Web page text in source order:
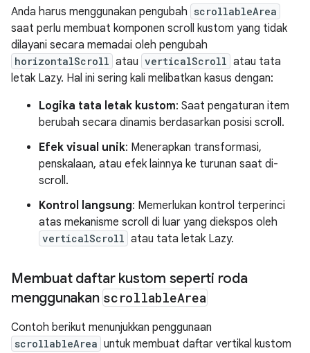
Anda harus menggunakan pengubah scrollableArea
saat perlu membuat komponen scroll kustom yang tidak
dilayani secara memadai oleh pengubah
horizontalScroll atau verticalScroll atau tata
letak Lazy. Hal ini sering kali melibatkan kasus dengan:
Logika tata letak kustom: Saat pengaturan item
berubah secara dinamis berdasarkan posisi scroll.
Efek visual unik: Menerapkan transformasi,
penskalaan, atau efek lainnya ke turunan saat di-
scroll.
Kontrol langsung: Memerlukan kontrol terperinci
atas mekanisme scroll di luar yang diekspos oleh
verticalScroll atau tata letak Lazy.
Membuat daftar kustom seperti roda
menggunakan scrollableArea
Contoh berikut menunjukkan penggunaan
scrollableArea untuk membuat daftar vertikal kustom